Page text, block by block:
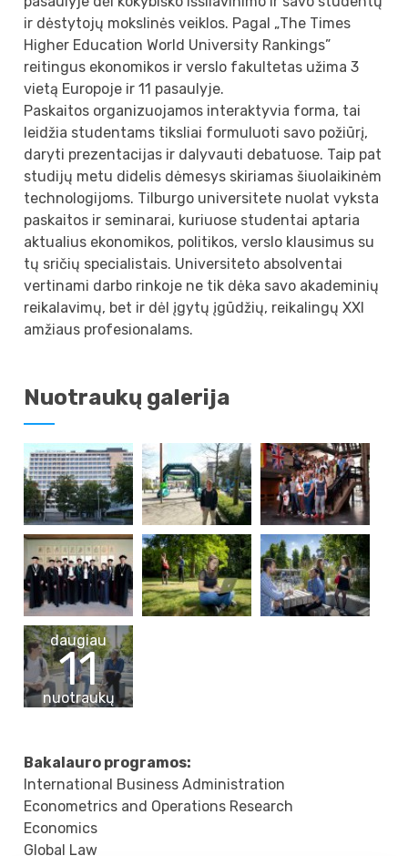
ir dėstytojų mokslinės veiklos. Pagal „The Times
Higher Education World University Rankings”
reitingus ekonomikos ir verslo fakultetas užima 3
vietą Europoje ir 11 pasaulyje.
Paskaitos organizuojamos interaktyvia forma, tai
leidžia studentams tiksliai formuluoti savo požiūrį,
daryti prezentacijas ir dalyvauti debatuose. Taip pat
studijų metu didelis dėmesys skiriamas šiuolaikinėm
technologijoms. Tilburgo universitete nuolat vyksta
paskaitos ir seminarai, kuriuose studentai aptaria
aktualius ekonomikos, politikos, verslo klausimus su
tų sričių specialistais. Universiteto absolventai
vertinami darbo rinkoje ne tik dėka savo akademinių
reikalavimų, bet ir dėl įgytų įgūdžių, reikalingų XXI
amžiaus profesionalams.
Nuotraukų galerija
daugiau
11
nuotraukų
Bakalauro programos:
International Business Administration
Econometrics and Operations Research
Economics
Global Law